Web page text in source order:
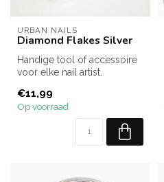
URBAN NAILS
Diamond Flakes Silver
Handige tool of accessoire
voor elke nail artist.
€11,99
Op voorraad